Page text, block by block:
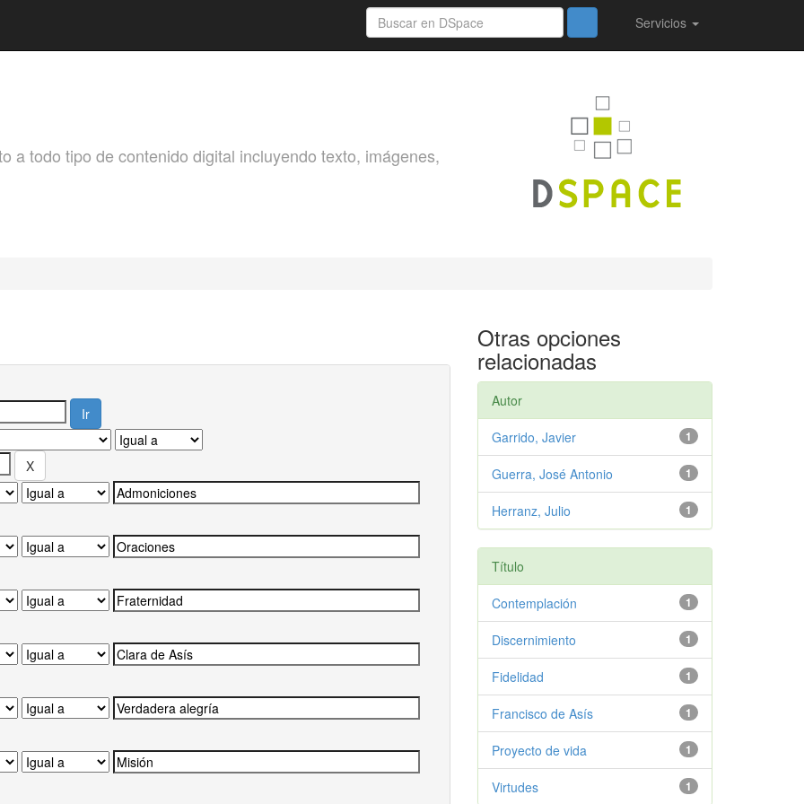
Servicios
a todo tipo de contenido digital incluyendo texto, imágenes,
Otras opciones
relacionadas
Autor
1
Garrido, Javier
1
Guerra, José Antonio
1
Herranz, Julio
Título
1
Contemplación
1
Discernimiento
1
Fidelidad
1
Francisco de Asís
1
Proyecto de vida
1
Virtudes